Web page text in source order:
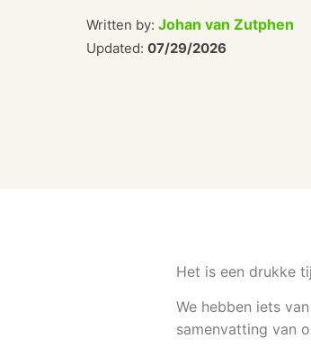
Written by: Johan van Zutphen
Updated: 07/29/2026
Het is een drukke
We hebben iets
samenvatting van